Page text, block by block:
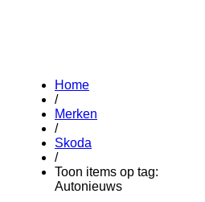
Home
/
Merken
/
Skoda
/
Toon items op tag:
Autonieuws